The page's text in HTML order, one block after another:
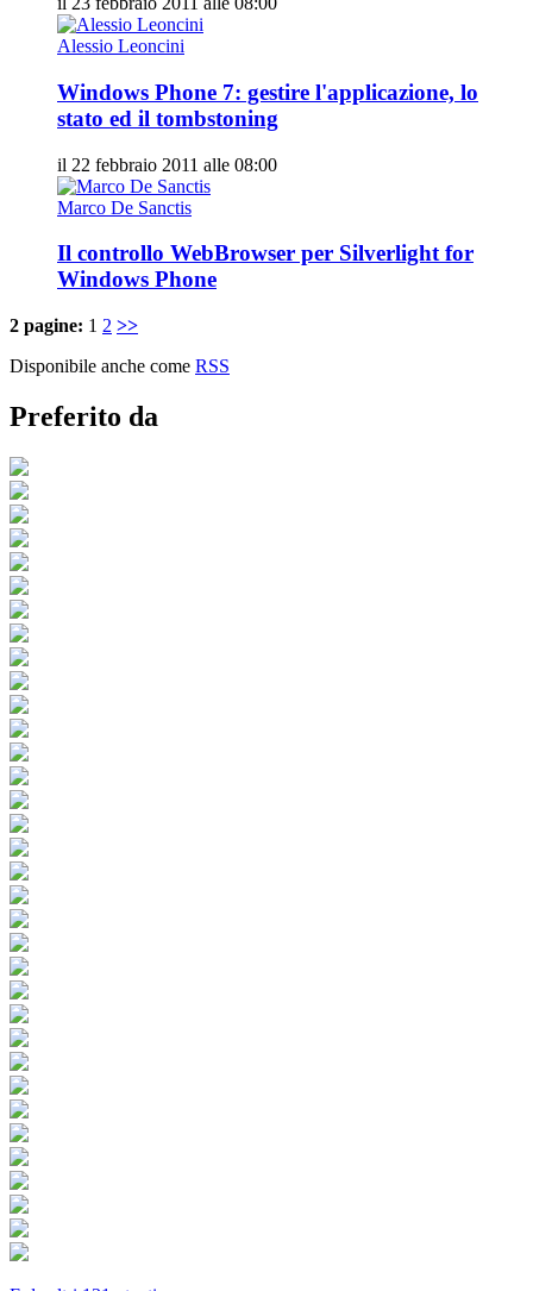
Alessio Leoncini
Windows Phone 7: gestire l'applicazione, lo
stato ed il tombstoning
il 22 febbraio 2011 alle 08:00
Marco De Sanctis
Il controllo WebBrowser per Silverlight for
Windows Phone
2 pagine: 1 2 >>
Disponibile anche come RSS
Preferito da